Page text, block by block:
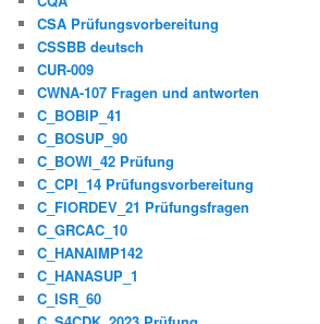
CSA Prüfungsvorbereitung
CSSBB deutsch
CUR-009
CWNA-107 Fragen und antworten
C_BOBIP_41
C_BOSUP_90
C_BOWI_42 Prüfung
C_CPI_14 Prüfungsvorbereitung
C_FIORDEV_21 Prüfungsfragen
C_GRCAC_10
C_HANAIMP142
C_HANASUP_1
C_ISR_60